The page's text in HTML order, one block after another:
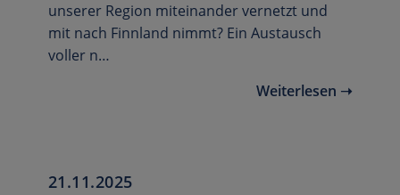
unserer Region miteinander vernetzt und
mit nach Finnland nimmt? Ein Austausch
voller n…
Weiterlesen ➝
21.11.2025